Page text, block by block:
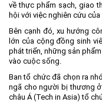
về thực phẩm sạch, giao
hội với việc nghiên cứu của
Bên cạnh đó, xu hướng
lớn của cộng đồng sinh
phát triển, những sản
vào cuộc sống.
Ban tổ chức đã chọn ra
ngã cho người bị thương
châu Á (Tech in Asia) tổ